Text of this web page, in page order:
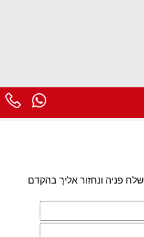
שלח פניה ונחזור אליך בהקדם